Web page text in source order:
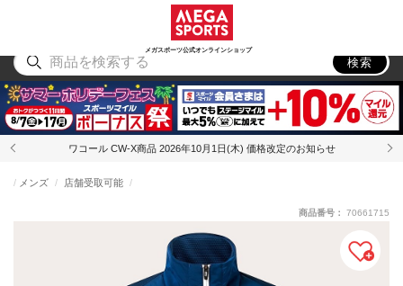
メガスポーツ公式オンラインショップ
アウトドア
検索
ワコール CW-X商品 2026年10月1日(木) 価格改定のお知らせ
メンズ 店舗受取可能
商品番号： 70661715